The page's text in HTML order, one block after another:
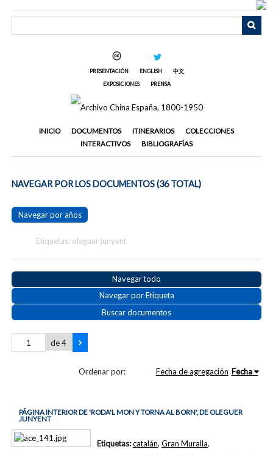
PRESENTACIÓN ENGLISH
中文
EXPOSICIONES
PRENSA
INICIO DOCUMENTOS ITINERARIOS
COLECCIONES
INTERACTIVOS
BIBLIOGRAFÍAS
NAVEGAR POR LOS DOCUMENTOS (36 TOTAL)
Navegar por años
Etiquetas: oleguer junyent
Navegar todo
Navegar por Etiqueta
Buscar documentos
de 4
Ordenar por: Fecha de agregación Fecha
PÁGINA INTERIOR DE 'RODA'L MON Y TORNA AL BORN', DE OLEGUER
JUNYENT
Etiquetas:catalán, Gran Muralla,